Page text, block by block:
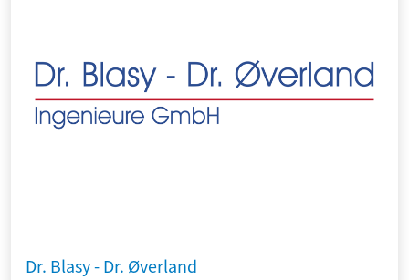
Dr. Blasy - Dr. Øverland